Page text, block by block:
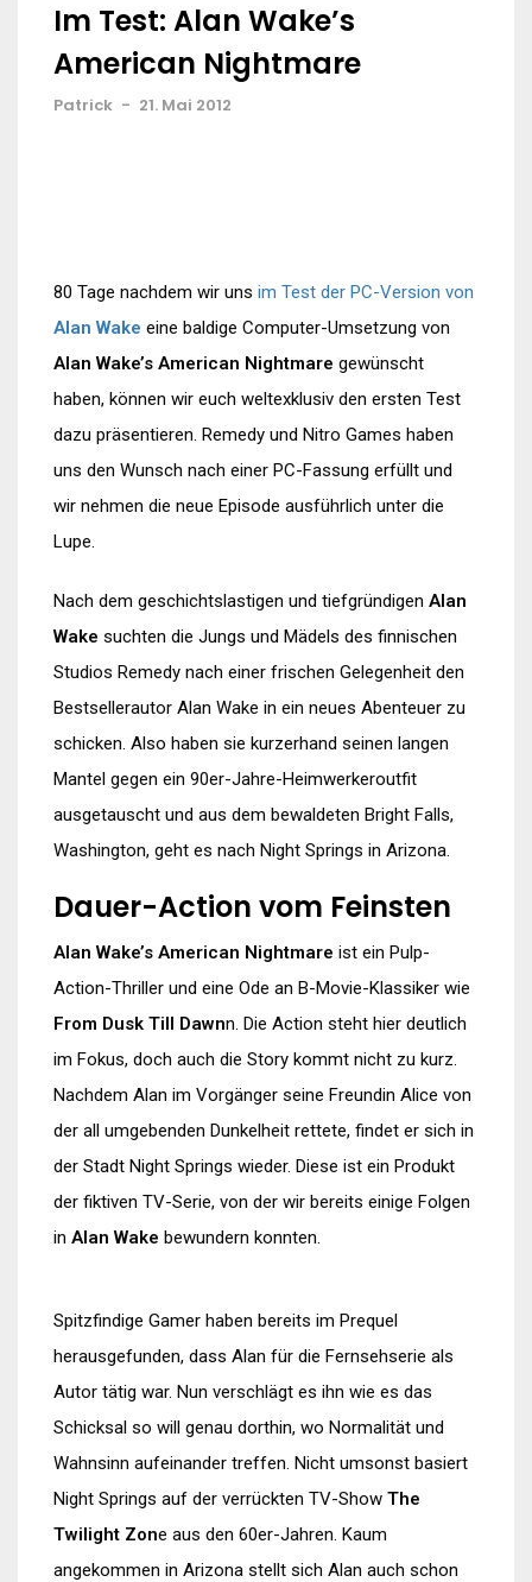
Im Test: Alan Wake’s
American Nightmare
Patrick - 21. Mai 2012
80 Tage nachdem wir uns im Test der PC-Version von
Alan Wake eine baldige Computer-Umsetzung von
Alan Wake’s American Nightmare gewünscht
haben, können wir euch weltexklusiv den ersten Test
dazu präsentieren. Remedy und Nitro Games haben
uns den Wunsch nach einer PC-Fassung erfüllt und
wir nehmen die neue Episode ausführlich unter die
Lupe.
Nach dem geschichtslastigen und tiefgründigen Alan
Wake suchten die Jungs und Mädels des finnischen
Studios Remedy nach einer frischen Gelegenheit den
Bestsellerautor Alan Wake in ein neues Abenteuer zu
schicken. Also haben sie kurzerhand seinen langen
Mantel gegen ein 90er-Jahre-Heimwerkeroutfit
ausgetauscht und aus dem bewaldeten Bright Falls,
Washington, geht es nach Night Springs in Arizona.
Dauer-Action vom Feinsten
Alan Wake’s American Nightmare ist ein Pulp-
Action-Thriller und eine Ode an B-Movie-Klassiker wie
From Dusk Till Dawnn. Die Action steht hier deutlich
im Fokus, doch auch die Story kommt nicht zu kurz.
Nachdem Alan im Vorgänger seine Freundin Alice von
der all umgebenden Dunkelheit rettete, findet er sich in
der Stadt Night Springs wieder. Diese ist ein Produkt
der fiktiven TV-Serie, von der wir bereits einige Folgen
in Alan Wake bewundern konnten.
Spitzfindige Gamer haben bereits im Prequel
herausgefunden, dass Alan für die Fernsehserie als
Autor tätig war. Nun verschlägt es ihn wie es das
Schicksal so will genau dorthin, wo Normalität und
Wahnsinn aufeinander treffen. Nicht umsonst basiert
Night Springs auf der verrückten TV-Show The
Twilight Zone aus den 60er-Jahren. Kaum
angekommen in Arizona stellt sich Alan auch schon